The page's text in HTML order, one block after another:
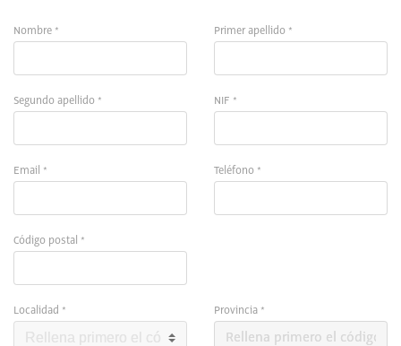
Nombre * Primer apellido *
Segundo apellido * NIF *
Email * Teléfono *
Código postal *
Localidad * Provincia *